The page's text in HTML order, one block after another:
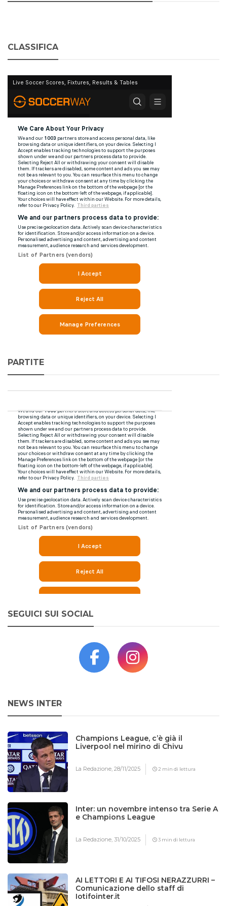
CLASSIFICA
PARTITE
SEGUICI SUI SOCIAL
NEWS INTER
Champions League, c’è già il
Liverpool nel mirino di Chivu
La Redazione,28/11/2025 2 min di lettura
Inter: un novembre intenso tra Serie A
e Champions League
La Redazione,31/10/2025 3 min di lettura
AI LETTORI E AI TIFOSI NERAZZURRI –
Comunicazione dello staff di
Iotifointer.it